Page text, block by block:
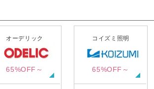
オーデリック
65%OFF～
コイズミ照明
65%OFF～